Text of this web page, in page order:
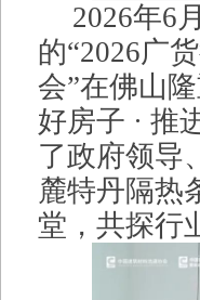
2026年6
的“2026广
会”在佛山
好房子 · 推
了政府领导
麓特丹隔热
堂，共探行